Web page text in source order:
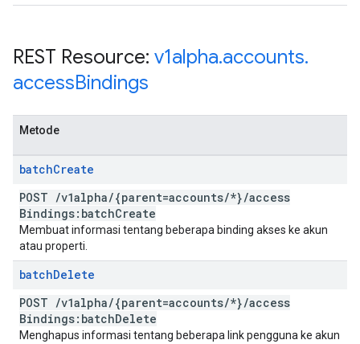
REST Resource: v1alpha.accounts.
accessBindings
Metode
batchCreate
POST /v1alpha/{parent=accounts/*}/access
Bindings:batchCreate
Membuat informasi tentang beberapa binding akses ke akun
atau properti.
batchDelete
POST /v1alpha/{parent=accounts/*}/access
Bindings:batchDelete
Menghapus informasi tentang beberapa link pengguna ke akun